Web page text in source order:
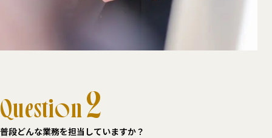
Question2
普段どんな業務を担当していますか？